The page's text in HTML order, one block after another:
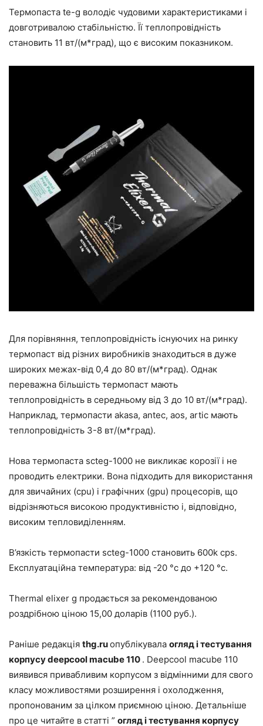
Термопаста te-g володіє чудовими характеристиками і
довготривалою стабільністю. Її теплопровідність
становить 11 вт/(м*град), що є високим показником.
Для порівняння, теплопровідність існуючих на ринку
термопаст від різних виробників знаходиться в дуже
широких межах-від 0,4 до 80 вт/(м*град). Однак
переважна більшість термопаст мають
теплопровідність в середньому від 3 до 10 вт/(м*град).
Наприклад, термопасти akasa, antec, aos, artic мають
теплопровідність 3-8 вт/(м*град).
Нова термопаста scteg-1000 не викликає корозії і не
проводить електрики. Вона підходить для використання
для звичайних (cpu) і графічних (gpu) процесорів, що
відрізняються високою продуктивністю і, відповідно,
високим тепловиділенням.
В’язкість термопасти scteg-1000 становить 600k cps.
Експлуатаційна температура: від -20 °c до +120 °c.
Thermal elixer g продається за рекомендованою
роздрібною ціною 15,00 доларів (1100 руб.).
Раніше редакція thg.ruопублікувала огляд і тестування
корпусу deepcool macube 110 . Deepcool macube 110
виявився привабливим корпусом з відмінними для свого
класу можливостями розширення і охолодження,
пропонованим за цілком приємною ціною. Детальніше
про це читайте в статті ” огляд і тестування корпусу